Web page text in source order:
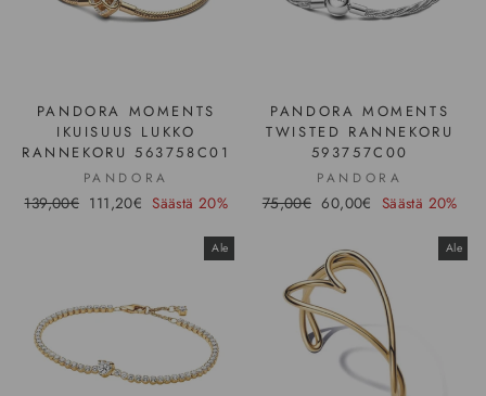
PANDORA MOMENTS
IKUISUUS LUKKO
RANNEKORU 563758C01
PANDORA
Hinta
139,00€ Ale-
111,20€ Säästä 20%
PANDORA MOMENTS
TWISTED RANNEKORU
593757C00
PANDORA
Hinta
75,00€ Ale-
60,00€ Säästä 20%
Ale Ale